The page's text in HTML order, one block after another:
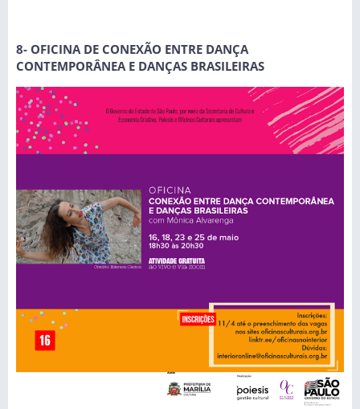
8- OFICINA DE CONEXÃO ENTRE DANÇA
CONTEMPORÂNEA E DANÇAS BRASILEIRAS